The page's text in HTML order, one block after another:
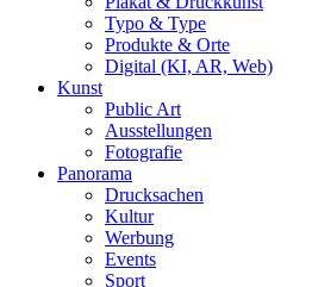
Typo & Type
Produkte & Orte
Digital (KI, AR, Web)
Kunst
Public Art
Ausstellungen
Fotografie
Panorama
Drucksachen
Kultur
Werbung
Events
Sport